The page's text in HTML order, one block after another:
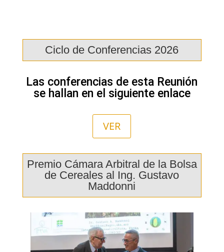
Ciclo de Conferencias 2026
Las conferencias de esta Reunión
se hallan en el siguiente enlace
VER
Premio Cámara Arbitral de la Bolsa
de Cereales al Ing. Gustavo
Maddonni